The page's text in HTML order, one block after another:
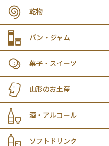
乾物
パン・ジャム
菓子・スイーツ
山形のお土産
酒・アルコール
ソフトドリンク